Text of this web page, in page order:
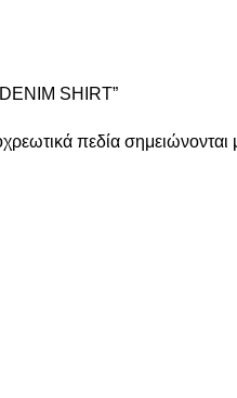
SHIRT”
πεδία σημειώνονται